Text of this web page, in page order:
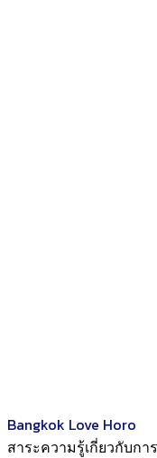
Bangkok Love Horo
สาระความรู้เกี่ยวกับก